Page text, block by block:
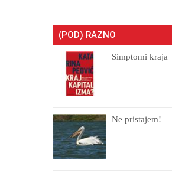
(POD) RAZNO
Simptomi kraja
Ne pristajem!